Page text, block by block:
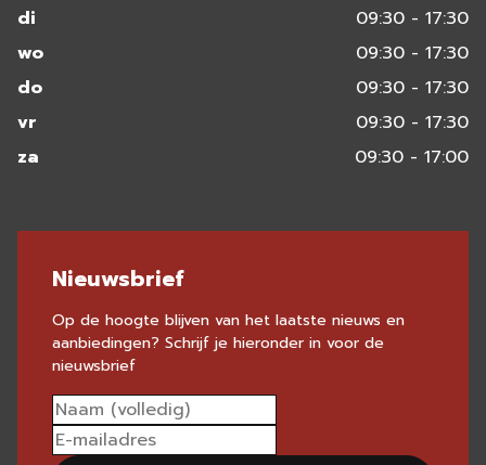
di
09:30 - 17:30
wo
09:30 - 17:30
do
09:30 - 17:30
vr
09:30 - 17:30
za
09:30 - 17:00
Nieuwsbrief
Op de hoogte blijven van het laatste nieuws en
aanbiedingen? Schrijf je hieronder in voor de
nieuwsbrief